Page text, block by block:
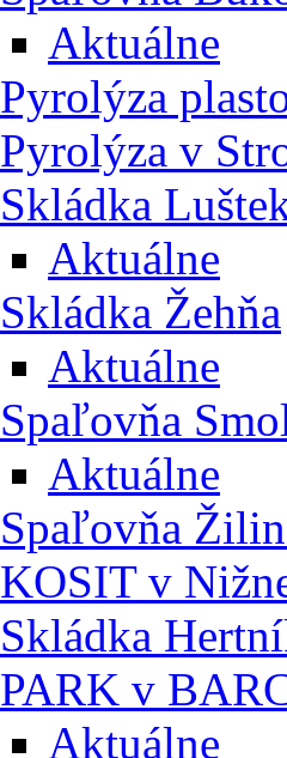
Aktuálne
Pyrolýza
Pyrolýza v
Skládka
Aktuálne
Skládka Žehňa
Aktuálne
Spaľovňa
Aktuálne
Spaľovňa
KOSIT v
Skládka
PARK v
Aktuálne